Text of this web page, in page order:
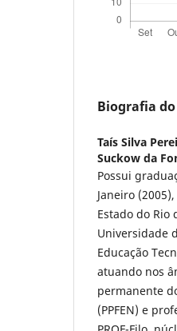
Biografia
Taís Silva
Suckow da
Possui
Janeiro
Estado do Rio
Universidade
Educação
atuando nos
permanente
(PPFEN) e